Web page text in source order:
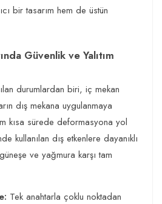
bir tasarım hem de üstün
Güvenlik ve Yalıtım
durumlardan biri, iç mekan
dış mekana uygulanmaya
kısa sürede deformasyona yol
kullanılan dış etkenlere dayanıklı
ve yağmura karşı tam
Tek anahtarla çoklu noktadan